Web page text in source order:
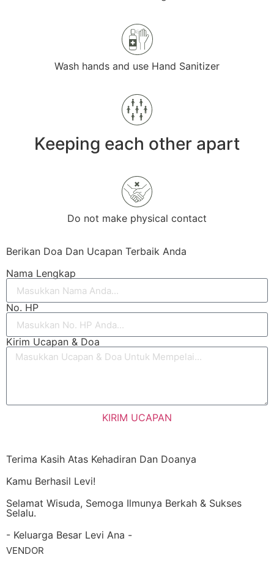
Wash hands and use Hand Sanitizer
Keeping each other apart
Do not make physical contact
Berikan Doa Dan Ucapan Terbaik Anda
Nama Lengkap
No. HP
Kirim Ucapan & Doa
KIRIM UCAPAN
Terima Kasih Atas Kehadiran Dan Doanya
Kamu Berhasil Levi!
Selamat Wisuda, Semoga Ilmunya Berkah & Sukses
Selalu.
- Keluarga Besar Levi Ana -
VENDOR